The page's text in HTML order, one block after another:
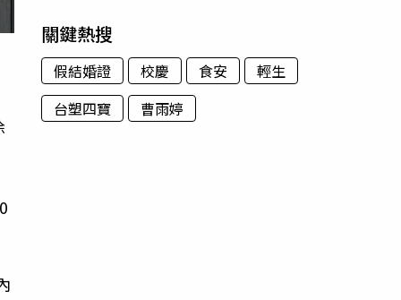
關鍵熱搜
假結婚證 校慶 食安
輕生
台塑四寶
曹雨婷